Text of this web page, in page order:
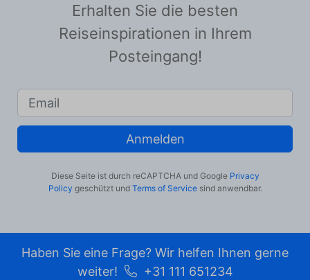
Erhalten Sie die besten
Reiseinspirationen in Ihrem
Posteingang!
Anmelden
Diese Seite ist durch reCAPTCHA und Google Privacy
Policy geschützt und Terms of Servicesind anwendbar.
Haben Sie eine Frage? Wir helfen Ihnen gerne
weiter!
+31 111 651234